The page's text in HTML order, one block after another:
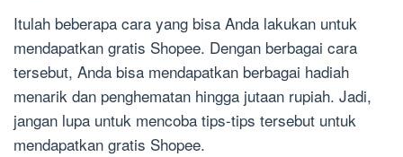
Itulah beberapa cara yang bisa Anda lakukan untuk
mendapatkan gratis Shopee. Dengan berbagai cara
tersebut, Anda bisa mendapatkan berbagai hadiah
menarik dan penghematan hingga jutaan rupiah. Jadi,
jangan lupa untuk mencoba tips-tips tersebut untuk
mendapatkan gratis Shopee.